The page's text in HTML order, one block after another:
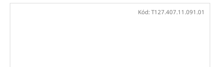
Kód: T127.407.11.091.01